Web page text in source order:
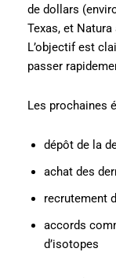
de dollars
Texas, et
L’objectif est
passer
Les prochaines
dépôt de la
achat des
recrutement
accords
d’isotopes